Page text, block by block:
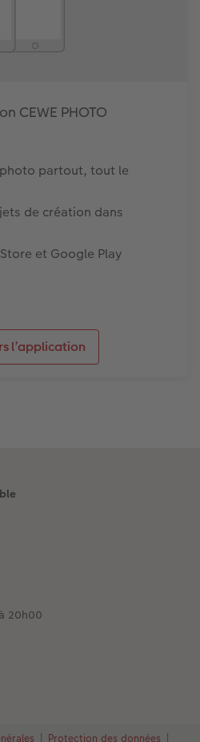
CEWE PHOTO
partout, tout le
de création dans
et Google Play
l’application
20h00
| Protection des données |